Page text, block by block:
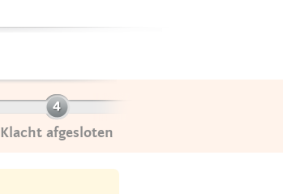
Klacht afgesloten